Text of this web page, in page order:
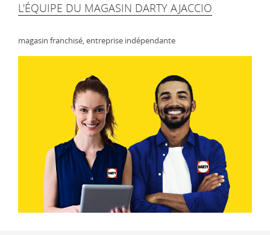
L'ÉQUIPE DU MAGASIN DARTY AJACCIO
magasin franchisé, entreprise indépendante